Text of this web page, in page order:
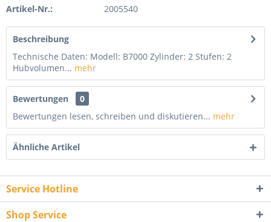
Artikel-Nr.: 2005540
Beschreibung
Technische Daten: Modell: B7000 Zylinder: 2 Stufen: 2
Hubvolumen... mehr
Bewertungen
0
Bewertungen lesen, schreiben und diskutieren... mehr
Ähnliche Artikel
Service Hotline
Shop Service